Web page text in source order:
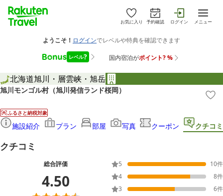
お気に入り 予約確認 ログイン メニュー
北海道旭川・層雲峡・旭岳
旭川モンゴル村（旭川発信ランド桜岡）
ふるさと納税対象
施設紹介 プラン 部屋 写真 クーポン クチコミ
クチコミ
総合評価
4.50
5 10件
4
8件
3
6件